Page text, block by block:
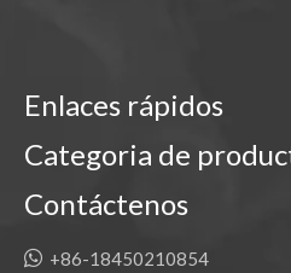
Enlaces rápidos
Categoria de
Contáctenos
 +86-18450210854